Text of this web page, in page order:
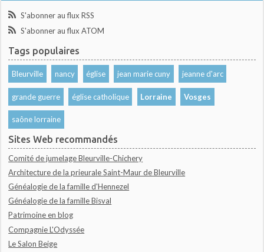
S'abonner au flux RSS
S'abonner au flux ATOM
Tags populaires
Bleurville nancy église jean marie cuny jeanne d'arc
grande guerre église catholique Lorraine Vosges
saône lorraine
Sites Web recommandés
Comité de jumelage Bleurville-Chichery
Architecture de la prieurale Saint-Maur de Bleurville
Généalogie de la famille d'Hennezel
Généalogie de la famille Bisval
Patrimoine en blog
Compagnie L'Odyssée
Le Salon Beige